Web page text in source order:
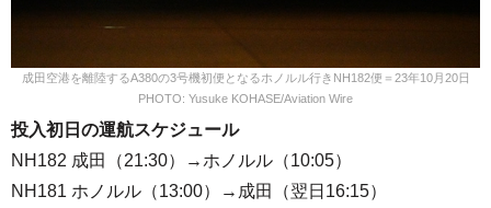
成田空港を離陸するA380の3号機初便となるホノルル行きNH182便＝23年10月20日
PHOTO: Yusuke KOHASE/Aviation Wire
投入初日の運航スケジュール
NH182 成田（21:30）→ホノルル（10:05）
NH181 ホノルル（13:00）→成田（翌日16:15）